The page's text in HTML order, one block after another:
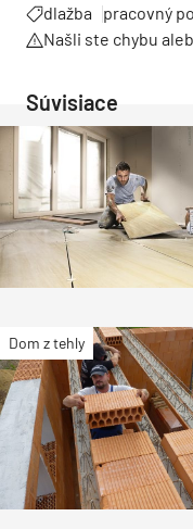
dlažba pracovný
Našli ste chybu
Súvisiace
Dom z tehly